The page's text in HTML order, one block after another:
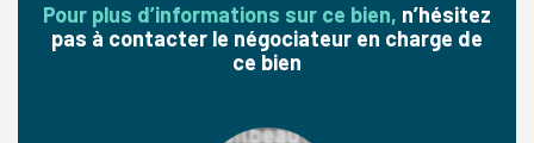
Pour plus d’informations sur ce bien, n’hésitez
pas à contacter le négociateur en charge de
ce bien